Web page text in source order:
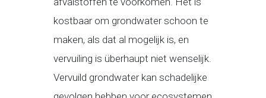
kostbaar om grondwater schoon te
maken, als dat al mogelijk is, en
vervuiling is überhaupt niet wenselijk.
Vervuild grondwater kan schadelijke